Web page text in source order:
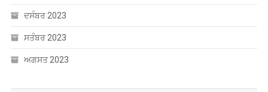
ਦਸੰਬਰ 2023
ਸਤੰਬਰ 2023
ਅਗਸਤ 2023